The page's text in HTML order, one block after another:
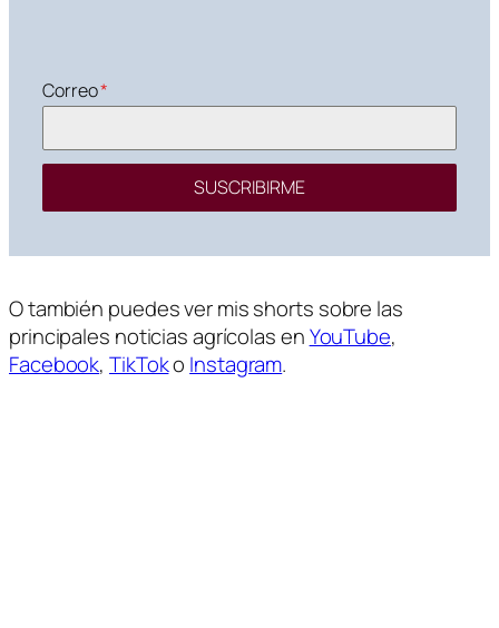
Correo*
SUSCRIBIRME
O también puedes ver mis shorts sobre las
principales noticias agrícolas enYouTube,
Facebook,TikToko Instagram.